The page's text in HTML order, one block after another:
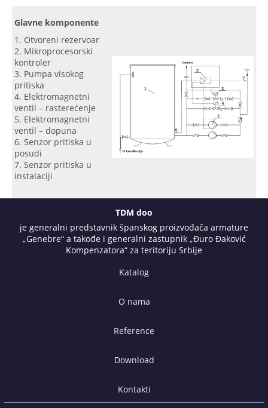
Glavne komponente
Otvoreni rezervoar
Mikroprocesorski
kontroler
Pumpa visokog
pritiska
Elektromagnetni
ventil – rasterećenje
Elektromagnetni
ventil – dopuna
Senzor pritiska u
posudi
Senzor pritiska u
instalaciji
TDM doo
je generalni predstavnik španskog proizvođača armature
„Genebre“ a takođe i generalni zastupnik „Đuro Đaković
Kompenzatora“ za teritoriju Srbije
Katalog
O nama
Reference
Download
Kontakti